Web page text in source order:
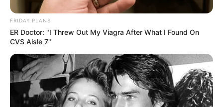
MATÉRIAS EM DESTAQUES
Agente de Saúde é indiciada por
falsificar visitas que nunca aconteceram.
Câmara dos Deputados: anuênios,
triênios, quinquênios, sexta-parte e
licenças-prêmio entram no debate.
FRIDAY PLANS
ER Doctor: "I Threw Out My Viagra After What I Found On
CVS Aisle 7"